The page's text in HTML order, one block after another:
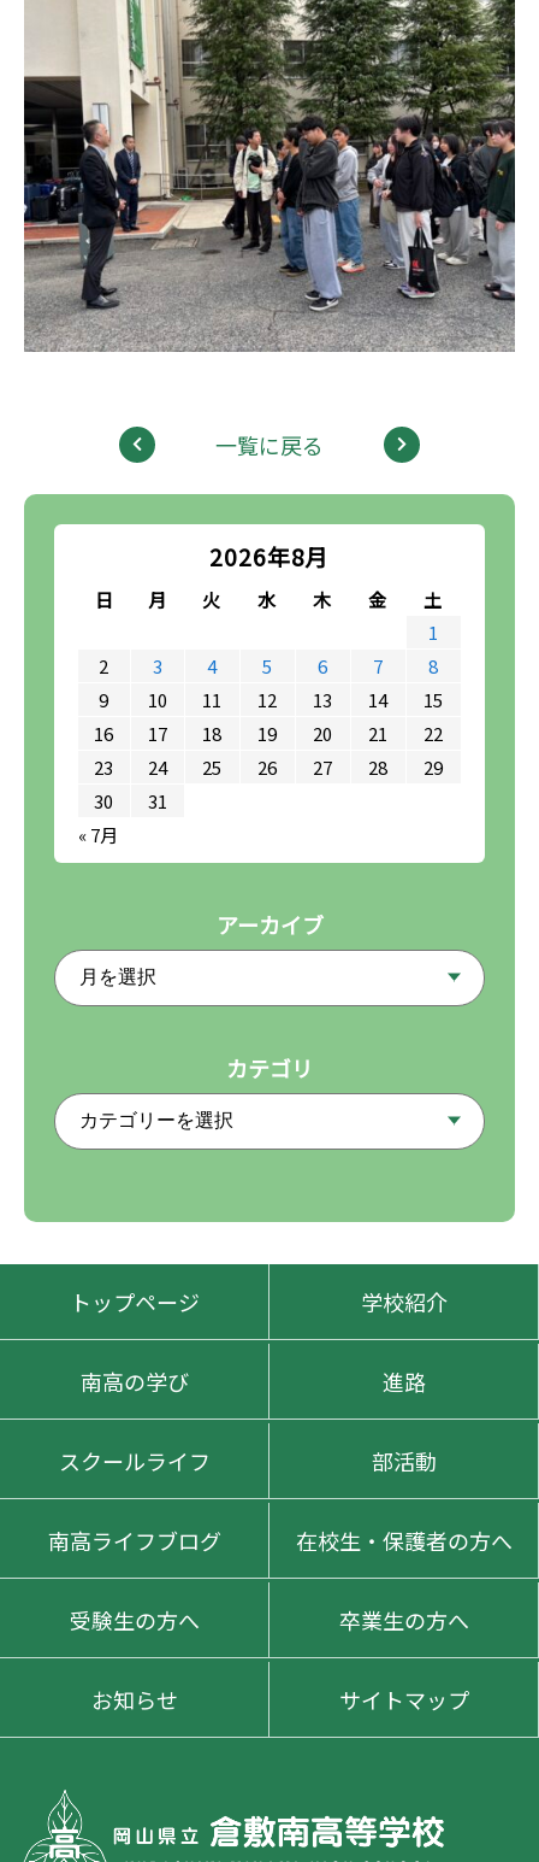
2026年8月
日 月 火 水 木 金
土
1
2
3 4 5 6 7
8
9
10 11 12 13 14
15
16
17 18 19 20 21
22
23
24 25 26 27 28
29
30
31
« 7月
アーカイブ
カテゴリ
一覧に戻る
トップページ 学校紹介
南高の学び 進路
スクールライフ 部活動
南高ライフブログ 在校生・保護者の方へ
受験生の方へ 卒業生の方へ
お知らせ サイトマップ